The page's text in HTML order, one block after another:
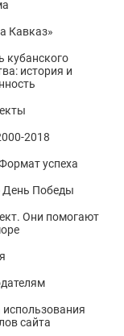
Кавказ»
кубанского
история и
2018
успеха
Победы
Они помогают
сайта